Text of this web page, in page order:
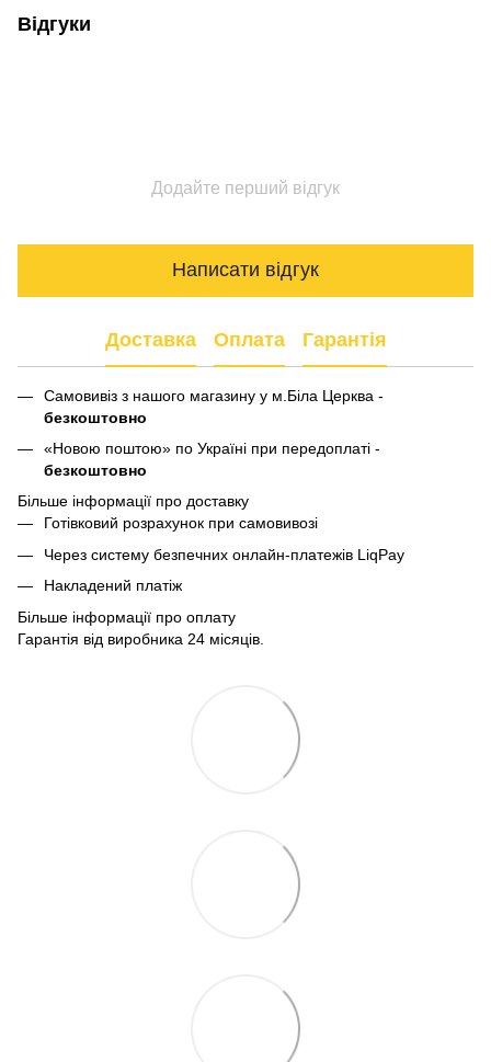
Відгуки
Додайте перший відгук
Написати відгук
Доставка Оплата Гарантія
Самовивіз з нашого магазину у м.Біла Церква -
безкоштовно
«Новою поштою» по Україні при передоплаті -
безкоштовно
Більше інформації про доставку
Готівковий розрахунок при самовивозі
Через систему безпечних онлайн-платежів LiqPay
Накладений платіж
Більше інформації про оплату
Гарантія від виробника 24 місяців.